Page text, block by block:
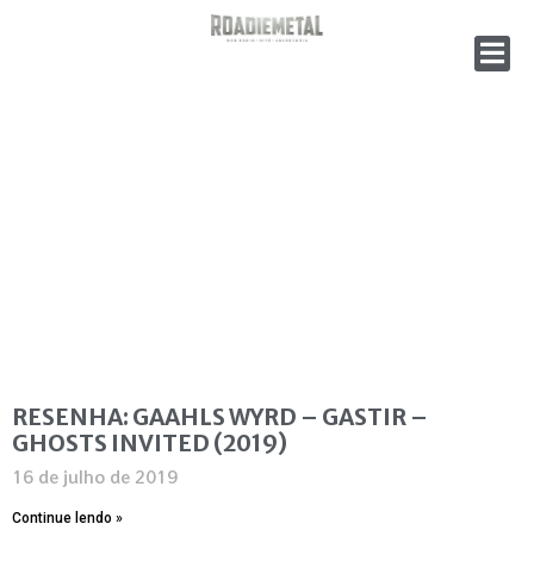
RESENHA: GAAHLS WYRD – GASTIR –
GHOSTS INVITED (2019)
16 de julho de 2019
Continue lendo »